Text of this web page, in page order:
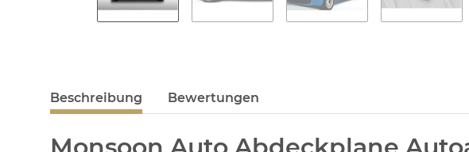
Beschreibung Bewertungen